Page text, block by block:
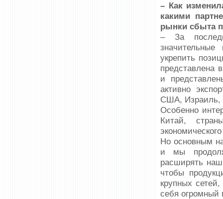
– Как
какими
рынки сбыта
– За
укрепить
представлена
и
активно
США, Израиль,
Особенно
Китай,
Но основным
и мы
расширять
чтобы
крупных
себя огромный